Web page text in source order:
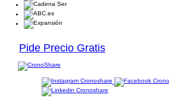
Pide Precio Gratis